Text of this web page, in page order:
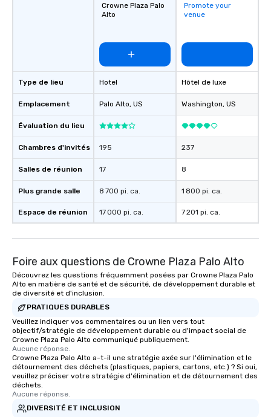
Type de lieu
Emplacement
Évaluation du lieu
Chambres d'invités
Salles de réunion
Plus grande salle
Espace de réunion
Crowne Plaza Palo
Alto
Hotel
Palo Alto, US
195
17
8 700 pi. ca.
17 000 pi. ca.
Promote your
venue
Hôtel de luxe
Washington, US
237
8
1 800 pi. ca.
7 201 pi. ca.
Foire aux questions de Crowne Plaza Palo Alto
Découvrez les questions fréquemment posées par Crowne Plaza Palo
Alto en matière de santé et de sécurité, de développement durable et
de diversité et d'inclusion.
PRATIQUES DURABLES
Veuillez indiquer vos commentaires ou un lien vers tout
objectif/stratégie de développement durable ou d'impact social de
Crowne Plaza Palo Alto communiqué publiquement.
Aucune réponse.
Crowne Plaza Palo Alto a-t-il une stratégie axée sur l'élimination et le
détournement des déchets (plastiques, papiers, cartons, etc.) ? Si oui,
veuillez préciser votre stratégie d'élimination et de détournement des
déchets.
Aucune réponse.
DIVERSITÉ ET INCLUSION